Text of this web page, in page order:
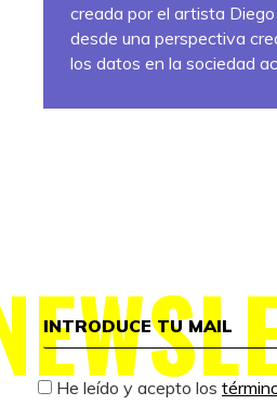
creada por el artista
desde una perspectiva
los datos en la sociedad
He leído y acepto los